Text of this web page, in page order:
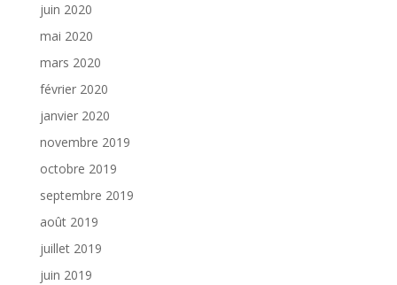
juin 2020
mai 2020
mars 2020
février 2020
janvier 2020
novembre 2019
octobre 2019
septembre 2019
août 2019
juillet 2019
juin 2019